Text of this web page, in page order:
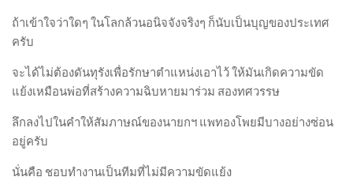
ถ้าเข้าใจว่าใดๆ ในโลกล้วนอนิจจังจริงๆ ก็นับเป็นบุญของประเทศ
ครับ
จะได้ไม่ต้องดันทุรังเพื่อรักษาตำแหน่งเอาไว้ ให้มันเกิดความขัด
แย้งเหมือนพ่อที่สร้างความฉิบหายมาร่วม สองทศวรรษ
ลึกลงไปในคำให้สัมภาษณ์ของนายกฯ แพทองโพยมีบางอย่างซ่อน
อยู่ครับ
นั่นคือ ชอบทำงานเป็นทีมที่ไม่มีความขัดแย้ง